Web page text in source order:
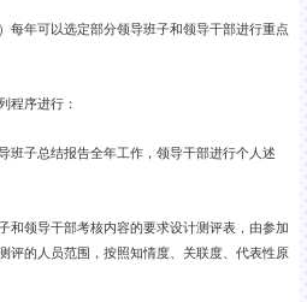
年可以选定部分领导班子和领导干部进行重点
序进行：
子总结报告全年工作，领导干部进行个人述
领导干部考核内容的要求设计测评表，由参加
评的人员范围，按照知情度、关联度、代表性原